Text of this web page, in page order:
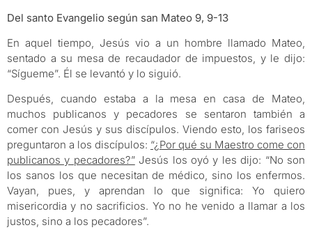
Del santo Evangelio según san Mateo 9, 9-13
En aquel tiempo, Jesús vio a un hombre llamado Mateo,
sentado a su mesa de recaudador de impuestos, y le dijo:
“Sígueme”. Él se levantó y lo siguió.
Después, cuando estaba a la mesa en casa de Mateo,
muchos publicanos y pecadores se sentaron también a
comer con Jesús y sus discípulos. Viendo esto, los fariseos
preguntaron a los discípulos: “¿Por qué su Maestro come con
publicanos y pecadores?”Jesús los oyó y les dijo: “No son
los sanos los que necesitan de médico, sino los enfermos.
Vayan, pues, y aprendan lo que significa: Yo quiero
misericordia y no sacrificios. Yo no he venido a llamar a los
justos, sino a los pecadores”.